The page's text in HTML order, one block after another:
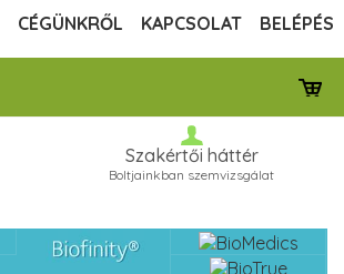
CÉGÜNKRŐL KAPCSOLAT BELÉPÉS
Szakértői háttér
Boltjainkban szemvizsgálat